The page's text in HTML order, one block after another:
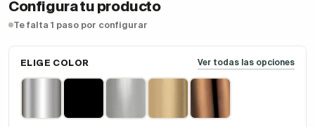
Configura tu producto
Te falta 1 paso por configurar
ELIGE COLOR Ver todas las opciones